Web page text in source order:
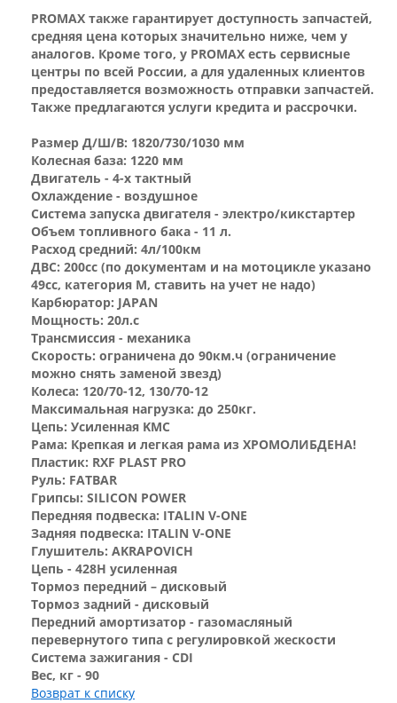
PROMAX также гарантирует доступность запчастей,
средняя цена которых значительно ниже, чем у
аналогов. Кроме того, у PROMAX есть сервисные
центры по всей России, а для удаленных клиентов
предоставляется возможность отправки запчастей.
Также предлагаются услуги кредита и рассрочки.
Размер Д/Ш/В: 1820/730/1030 мм
Колесная база: 1220 мм
Двигатель - 4-х тактный
Охлаждение - воздушное
Система запуска двигателя - электро/кикстартер
Объем топливного бака - 11 л.
Расход средний: 4л/100км
ДВС: 200cc (по документам и на мотоцикле указано
49сс, категория М, ставить на учет не надо)
Карбюратор: JAPAN
Мощность: 20л.с
Трансмиссия - механика
Скорость: ограничена до 90км.ч (ограничение
можно снять заменой звезд)
Колеса: 120/70-12, 130/70-12
Максимальная нагрузка: до 250кг.
Цепь: Усиленная KMC
Рама: Крепкая и легкая рама из ХРОМОЛИБДЕНА!
Пластик: RXF PLAST PRO
Руль: FATBAR
Грипсы: SILICON POWER
Передняя подвеска: ITALIN V-ONE
Задняя подвеска: ITALIN V-ONE
Глушитель: AKRAPOVICH
Цепь - 428Н усиленная
Тормоз передний – дисковый
Тормоз задний - дисковый
Передний амортизатор - газомасляный
перевернутого типа с регулировкой жескости
Система зажигания - CDI
Вес, кг - 90
Возврат к списку